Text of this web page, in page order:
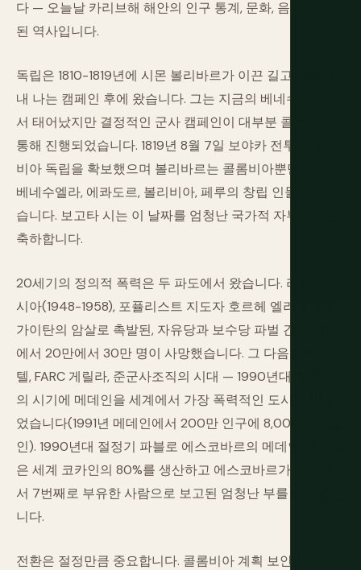
다 — 오늘날 카리브해 해안의 인구 통계, 문화, 음악에 내재
된 역사입니다.
독립은 1810-1819년에 시몬 볼리바르가 이끈 길고 피비린
내 나는 캠페인 후에 왔습니다. 그는 지금의 베네수엘라에
서 태어났지만 결정적인 군사 캠페인이 대부분 콜롬비아를
통해 진행되었습니다. 1819년 8월 7일 보야카 전투는 콜롬
비아 독립을 확보했으며 볼리바르는 콜롬비아뿐만 아니라
베네수엘라, 에콰도르, 볼리비아, 페루의 창립 인물이 되었
습니다. 보고타 시는 이 날짜를 엄청난 국가적 자부심으로
축하합니다.
20세기의 정의적 폭력은 두 파도에서 왔습니다. 라 비오렌
시아(1948-1958), 포퓰리스트 지도자 호르헤 엘리에세르
가이탄의 암살로 촉발된, 자유당과 보수당 파벌 간의 내전
에서 20만에서 30만 명이 사망했습니다. 그 다음은 카르
텔, FARC 게릴라, 준군사조직의 시대 — 1990년대 초 최악
의 시기에 메데인을 세계에서 가장 폭력적인 도시로 만들
었습니다(1991년 메데인에서 200만 인구에 8,000건의 살
인). 1990년대 절정기 파블로 에스코바르의 메데인 카르텔
은 세계 코카인의 80%를 생산하고 에스코바르가 세계에
서 7번째로 부유한 사람으로 보고된 엄청난 부를 생성했습
니다.
전환은 절정만큼 중요합니다. 콜롬비아 계획 보안 프로그